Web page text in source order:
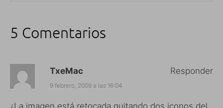
5 Comentarios
TxeMac
9 febrero, 2009 a las 16:04
¿La imagen está retocada quitando dos iconos del
Responder